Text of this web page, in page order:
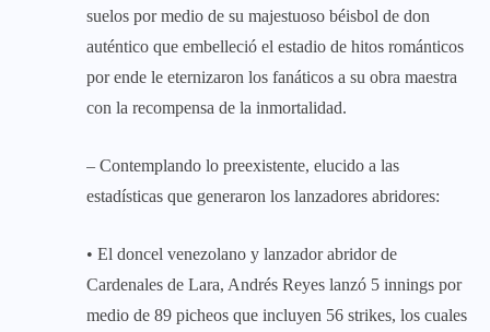
suelos por medio de su majestuoso béisbol de don
auténtico que embelleció el estadio de hitos románticos
por ende le eternizaron los fanáticos a su obra maestra
con la recompensa de la inmortalidad.
– Contemplando lo preexistente, elucido a las
estadísticas que generaron los lanzadores abridores:
• El doncel venezolano y lanzador abridor de
Cardenales de Lara, Andrés Reyes lanzó 5 innings por
medio de 89 picheos que incluyen 56 strikes, los cuales